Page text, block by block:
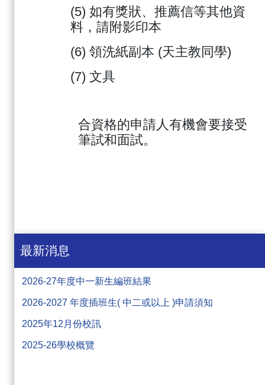
(5) 如有獎狀、推薦信等其他資
料，請附影印本
(6) 領洗紙副本 (天主教同學)
(7) 文具
合資格的申請人有機會要接受
筆試和面試。
最新消息
2026-27年度中一新生編班結果
2026-2027 年度插班生( 中二或以上 )申請須知
2025年12月份校訊
2025-26學校概覽